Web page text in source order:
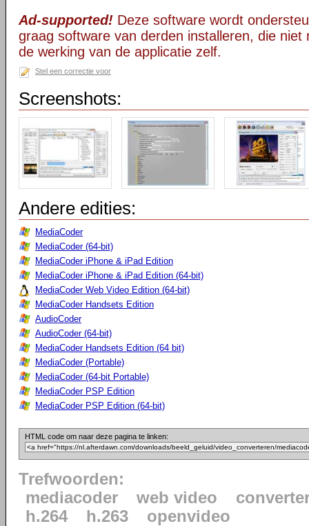
Ad-supported! Deze software wordt
graag software van derden installeren, die niet
de werking van de applicatie zelf.
Stel een correctie voor
Screenshots:
Andere edities:
MediaCoder
MediaCoder (64-bit)
MediaCoder iPhone & iPad Edition
MediaCoder iPhone & iPad Edition (64-bit)
MediaCoder Web Video Edition (64-bit)
MediaCoder Handsets Edition
AudioCoder
AudioCoder (64-bit)
MediaCoder Handsets Edition (64 bit)
MediaCoder (Portable)
MediaCoder (64-bit Portable)
MediaCoder PSP Edition
MediaCoder PSP Edition (64-bit)
HTML code om naar deze pagina te linken:
Trefwoorden:
mediacoder
web video
h.264
h.263 openvideo